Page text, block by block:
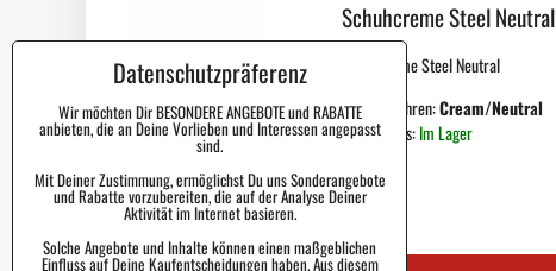
Schuhcreme Steel Neutral
Schuhcreme Steel Neutral
Code einführen:Cream/Neutral
Lagerstatus:Im Lager
Datenschutzpräferenz
Wir möchten Dir BESONDERE ANGEBOTE und RABATTE
anbieten, die an Deine Vorlieben und Interessen angepasst
sind.
Mit Deiner Zustimmung, ermöglichst Du uns Sonderangebote
und Rabatte vorzubereiten, die auf der Analyse Deiner
Aktivität im Internet basieren.
Solche Angebote und Inhalte können einen maßgeblichen
Einfluss auf Deine Kaufentscheidungen haben. Aus diesem